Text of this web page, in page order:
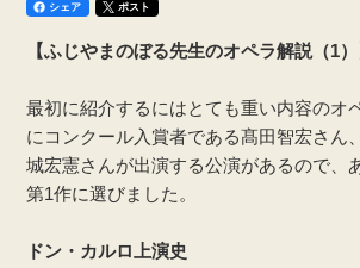
シェア ポスト
【ふじやまのぼる先生のオペラ解説（1）
最初に紹介するにはとても重い内容のオ
にコンクール入賞者である髙田智宏さん
城宏憲さんが出演する公演があるので、
第1作に選びました。
ドン・カルロ上演史